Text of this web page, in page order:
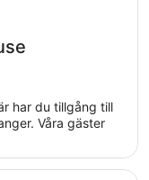
har du tillgång till
Våra gäster